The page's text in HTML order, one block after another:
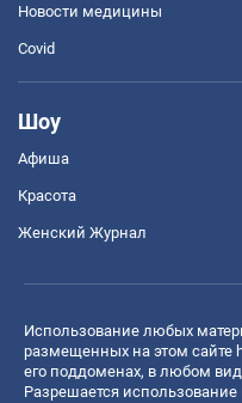
Новости медицины
Covid
Шоу
Афиша
Красота
Женский Журнал
Использование любых
размещенных на этом сайте
его поддоменах, в любом
Разрешается